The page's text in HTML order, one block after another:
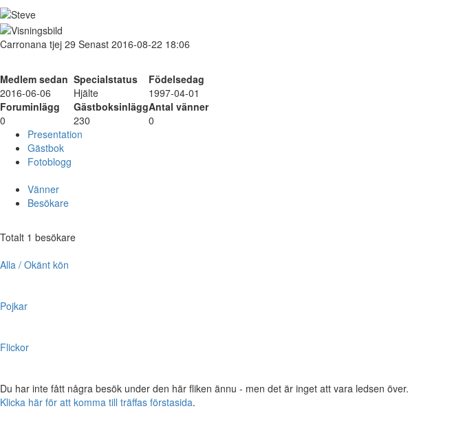
Carronana tjej 29 Senast 2016-08-22 18:06
Medlem sedan Specialstatus
Födelsedag
2016-06-06
Hjälte
1997-04-01
Foruminlägg
GästboksinläggAntal vänner
0
230
0
Presentation
Gästbok
Fotoblogg
Vänner
Besökare
Totalt 1 besökare
Alla / Okänt kön
Pojkar
Flickor
Du har inte fått några besök under den här fliken ännu - men det är inget att vara ledsen över.
Klicka här för att komma till träffas förstasida.